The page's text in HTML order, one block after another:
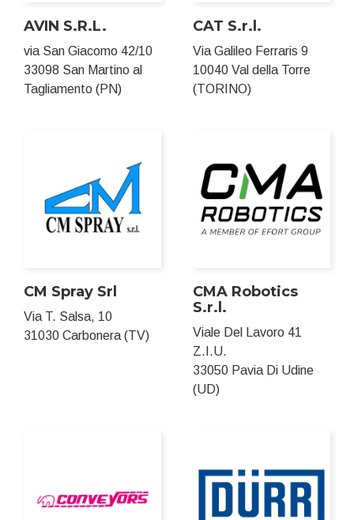
AVIN S.R.L.
via San Giacomo 42/10
33098 San Martino al
Tagliamento (PN)
CAT S.r.l.
Via Galileo Ferraris 9
10040 Val della Torre
(TORINO)
CM Spray Srl
Via T. Salsa, 10
31030 Carbonera (TV)
CMA Robotics
S.r.l.
Viale Del Lavoro 41
Z.I.U.
33050 Pavia Di Udine
(UD)